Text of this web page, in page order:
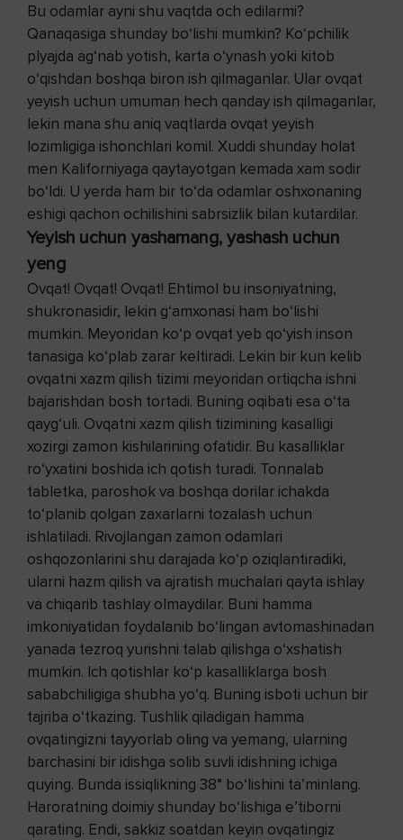
Bu odamlar ayni shu vaqtda och edilarmi?
Qanaqasiga shunday bo‘lishi mumkin? Ko‘pchilik
plyajda ag‘nab yotish, karta o‘ynash yoki kitob
o‘qishdan boshqa biron ish qilmaganlar. Ular ovqat
yeyish uchun umuman hech qanday ish qilmaganlar,
lekin mana shu aniq vaqtlarda ovqat yeyish
lozimligiga ishonchlari komil. Xuddi shunday holat
men Kaliforniyaga qaytayotgan kemada xam sodir
bo‘ldi. U yerda ham bir to‘da odamlar oshxonaning
eshigi qachon ochilishini sabrsizlik bilan kutardilar.
Yeyish uchun yashamang, yashash uchun
yeng
Ovqat! Ovqat! Ovqat! Ehtimol bu insoniyatning,
shukronasidir, lekin g‘amxonasi ham bo‘lishi
mumkin. Meyoridan ko‘p ovqat yeb qo‘yish inson
tanasiga ko‘plab zarar keltiradi. Lekin bir kun kelib
ovqatni xazm qilish tizimi meyoridan ortiqcha ishni
bajarishdan bosh tortadi. Buning oqibati esa o‘ta
qayg‘uli. Ovqatni xazm qilish tizimining kasalligi
xozirgi zamon kishilarining ofatidir. Bu kasalliklar
ro‘yxatini boshida ich qotish turadi. Tonnalab
tabletka, paroshok va boshqa dorilar ichakda
to‘planib qolgan zaxarlarni tozalash uchun
ishlatiladi. Rivojlangan zamon odamlari
oshqozonlarini shu darajada ko‘p oziqlantiradiki,
ularni hazm qilish va ajratish muchalari qayta ishlay
va chiqarib tashlay olmaydilar. Buni hamma
imkoniyatidan foydalanib bo‘lingan avtomashinadan
yanada tezroq yurishni talab qilishga o‘xshatish
mumkin. Ich qotishlar ko‘p kasalliklarga bosh
sababchiligiga shubha yo‘q. Buning isboti uchun bir
tajriba o‘tkazing. Tushlik qiladigan hamma
ovqatingizni tayyorlab oling va yemang, ularning
barchasini bir idishga solib suvli idishning ichiga
quying. Bunda issiqlikning 38° bo‘lishini ta’minlang.
Haroratning doimiy shunday bo‘lishiga e’tiborni
qarating. Endi, sakkiz soatdan keyin ovqatingiz